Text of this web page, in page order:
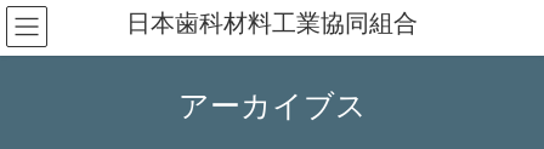
コ
ン
テ
ナ
ビ
ゲ
日本歯科材料工業協同組合
アーカイブス